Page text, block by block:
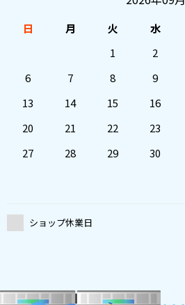
日 月 火 水
1
2
6
7 8 9
13
14 15 16
20
21 22 23
27
28 29 30
ショップ休業日